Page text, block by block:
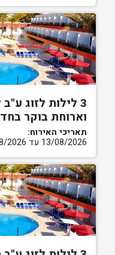
3 לילות לזוג ע"ב
וארוחת בוקר
תאריכי האירוח:
13/08/2026 עד 16/08/2026